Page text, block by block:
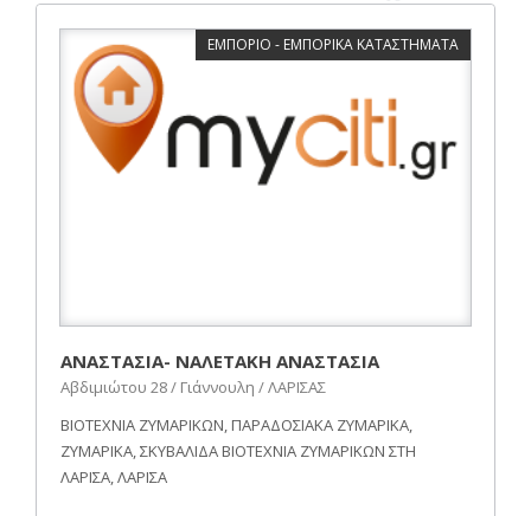
ΕΜΠΟΡΙΟ - ΕΜΠΟΡΙΚΑ ΚΑΤΑΣΤΗΜΑΤΑ
ΑΝΑΣΤΑΣΙΑ- ΝΑΛΕΤΑΚΗ ΑΝΑΣΤΑΣΙΑ
Αβδιμιώτου 28 / Γιάννουλη / ΛΑΡΙΣΑΣ
ΒΙΟΤΕΧΝΙΑ ΖΥΜΑΡΙΚΩΝ, ΠΑΡΑΔΟΣΙΑΚΑ ΖΥΜΑΡΙΚΑ,
ΖΥΜΑΡΙΚΑ, ΣΚΥΒΑΛΙΔΑ ΒΙΟΤΕΧΝΙΑ ΖΥΜΑΡΙΚΩΝ ΣΤΗ
ΛΑΡΙΣΑ, ΛΑΡΙΣΑ